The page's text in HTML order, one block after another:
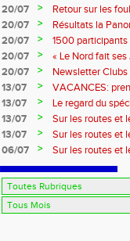
20/07
>
Retour sur les
20/07
>
Résultats la
20/07
>
1500 participants
20/07
>
« Le Nord fait ses
20/07
>
Newsletter Clubs
13/07
>
VACANCES:
13/07
>
Le regard du
13/07
>
Sur les routes et
13/07
>
Sur les routes et
06/07
> Sur les routes et